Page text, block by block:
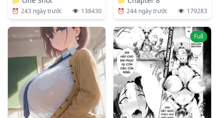
⏰ 243 ngày trước 👁️ 138430 ⏰ 244 ngày trước 👁️ 179283
Full